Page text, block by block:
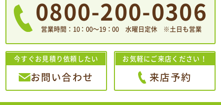
0800-200-0306
営業時間：10：00〜19：00 水曜日定休 ※土日も営業
今すぐお見積り依頼したい
お問い合わせ
お気軽にご来店ください！
来店予約